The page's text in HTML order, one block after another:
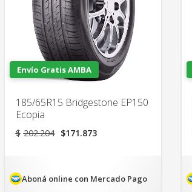
Envío Gratis AMBA
185/65R15 Bridgestone EP150
Ecopia
$ 202.204 El
$202.204.
$171.873El
$171.873.
Aboná online con Mercado Pago